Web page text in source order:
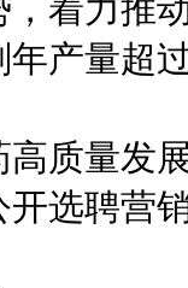
着力推
年产量超
量发展
选聘营